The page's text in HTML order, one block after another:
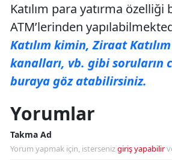
Katılım para yatırma özelliği
ATM’lerinden
Katılım kimin, Ziraat
kanalları, vb. gibi soruların
buraya göz atabilirsiniz.
Yorumlar
Takma Ad
Yorum yapmak için, istersenizgiriş yapabilir